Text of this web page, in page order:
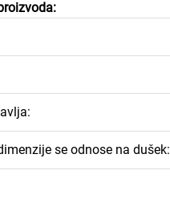
se odnose na dušek: